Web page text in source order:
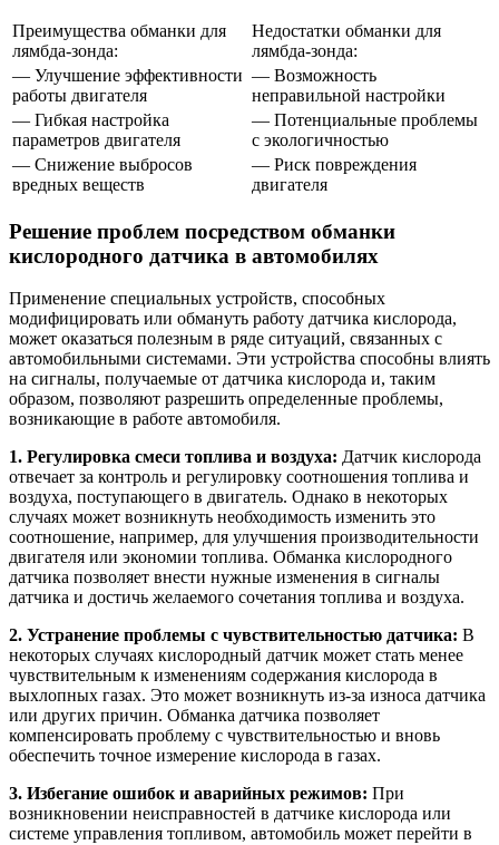
Преимущества обманки для
лямбда-зонда:
Недостатки обманки для
лямбда-зонда:
— Улучшение эффективности
работы двигателя
— Возможность
неправильной настройки
— Гибкая настройка
параметров двигателя
— Потенциальные проблемы
с экологичностью
— Снижение выбросов
вредных веществ
— Риск повреждения
двигателя
Решение проблем посредством обманки
кислородного датчика в автомобилях
Применение специальных устройств, способных
модифицировать или обмануть работу датчика кислорода,
может оказаться полезным в ряде ситуаций, связанных с
автомобильными системами. Эти устройства способны влиять
на сигналы, получаемые от датчика кислорода и, таким
образом, позволяют разрешить определенные проблемы,
возникающие в работе автомобиля.
1. Регулировка смеси топлива и воздуха: Датчик кислорода
отвечает за контроль и регулировку соотношения топлива и
воздуха, поступающего в двигатель. Однако в некоторых
случаях может возникнуть необходимость изменить это
соотношение, например, для улучшения производительности
двигателя или экономии топлива. Обманка кислородного
датчика позволяет внести нужные изменения в сигналы
датчика и достичь желаемого сочетания топлива и воздуха.
2. Устранение проблемы с чувствительностью датчика: В
некоторых случаях кислородный датчик может стать менее
чувствительным к изменениям содержания кислорода в
выхлопных газах. Это может возникнуть из-за износа датчика
или других причин. Обманка датчика позволяет
компенсировать проблему с чувствительностью и вновь
обеспечить точное измерение кислорода в газах.
3. Избегание ошибок и аварийных режимов: При
возникновении неисправностей в датчике кислорода или
системе управления топливом, автомобиль может перейти в